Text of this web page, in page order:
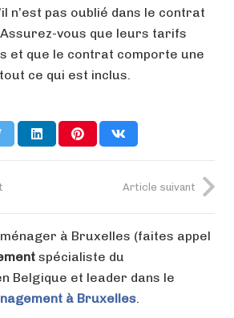
n’est pas oublié dans le contrat
vous que leurs tarifs
et que le contrat comporte une
ce qui est inclus.
Article suivant
à Bruxelles (faites appel
spécialiste du
Belgique et leader dans le
à Bruxelles.